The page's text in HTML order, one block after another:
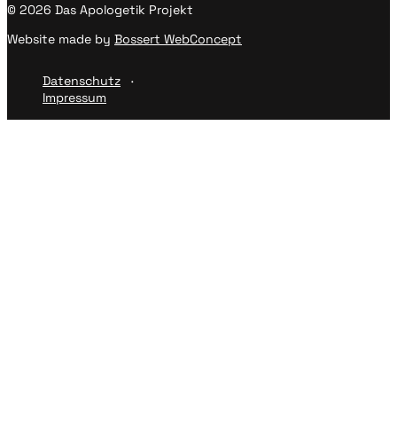
© 2026 Das Apologetik Projekt
Website made by Bossert WebConcept
Datenschutz
Impressum